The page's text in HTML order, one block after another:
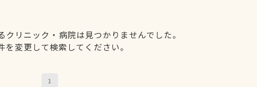
クリニック・病院は見つかりませんでした。
を変更して検索してください。
1